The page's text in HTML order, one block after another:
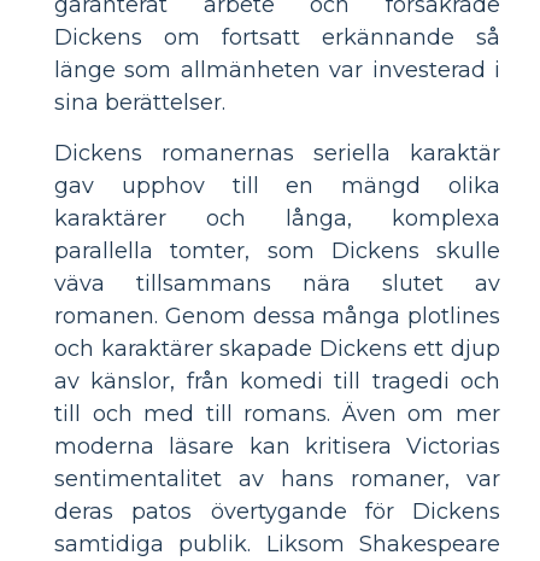
Dickens om fortsatt erkännande så
länge som allmänheten var investerad i
sina berättelser.
Dickens romanernas seriella karaktär
gav upphov till en mängd olika
karaktärer och långa, komplexa
parallella tomter, som Dickens skulle
väva tillsammans nära slutet av
romanen. Genom dessa många plotlines
och karaktärer skapade Dickens ett djup
av känslor, från komedi till tragedi och
till och med till romans. Även om mer
moderna läsare kan kritisera Victorias
sentimentalitet av hans romaner, var
deras patos övertygande för Dickens
samtidiga publik. Liksom Shakespeare